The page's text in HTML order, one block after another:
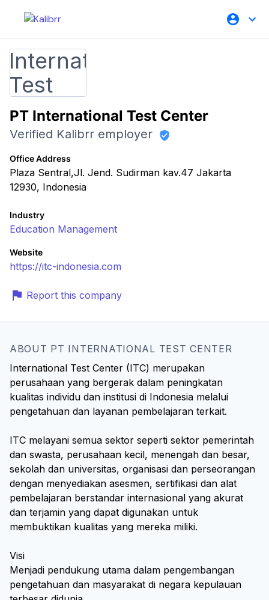
PT International Test Center
Verified Kalibrr employer
Office Address
Plaza Sentral,Jl. Jend. Sudirman kav.47 Jakarta
12930, Indonesia
Industry
Education Management
Website
https://itc-indonesia.com
Report this company
ABOUT PT INTERNATIONAL TEST CENTER
International Test Center (ITC) merupakan
perusahaan yang bergerak dalam peningkatan
kualitas individu dan institusi di Indonesia melalui
pengetahuan dan layanan pembelajaran terkait.
ITC melayani semua sektor seperti sektor pemerintah
dan swasta, perusahaan kecil, menengah dan besar,
sekolah dan universitas, organisasi dan perseorangan
dengan menyediakan asesmen, sertifikasi dan alat
pembelajaran berstandar internasional yang akurat
dan terjamin yang dapat digunakan untuk
membuktikan kualitas yang mereka miliki.
Visi
Menjadi pendukung utama dalam pengembangan
pengetahuan dan masyarakat di negara kepulauan